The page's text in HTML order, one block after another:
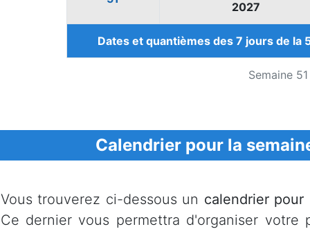
Semaine
2027
Dates et quantièmes des 7 jours de la
Calendrier pour la
Vous trouverez ci-dessous un calendrier pour
Ce dernier vous permettra d'organiser votre